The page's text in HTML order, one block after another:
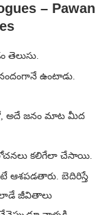
– Pawan
తెలుసు.
ఉంటాడు.
అదే జనం మాట మీద
కలిగేలా చేసాయి.
ఆశపడతారు. బెదిరిస్తే
జీవితాలు